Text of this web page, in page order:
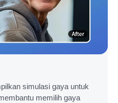
simulasi gaya untuk
memilih gaya